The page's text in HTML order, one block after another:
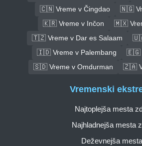
🇨🇳 Vreme v Čingdao
🇳🇬
🇰🇷 Vreme v Inčon
🇲🇽
🇹🇿 Vreme v Dar es Salaam
🇮🇩 Vreme v Palembang
🇪🇬
🇸🇩 Vreme v Omdurman
🇿🇦
Vremenski
Najtoplejša mesta
Najhladnejša mesta
Deževnejša mesta